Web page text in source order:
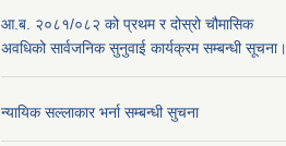
आ.ब. २०८१/०८२ को प्रथम र दोस्रो चौमासिक
अवधिको सार्वजनिक सुनुवाई कार्यक्रम सम्बन्धी सूचना।
न्यायिक सल्लाकार भर्ना सम्बन्धी सुचना